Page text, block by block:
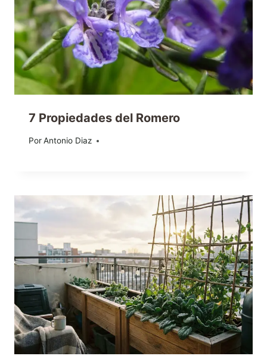
7 Propiedades del Romero
PorAntonio Diaz
11/11/2013